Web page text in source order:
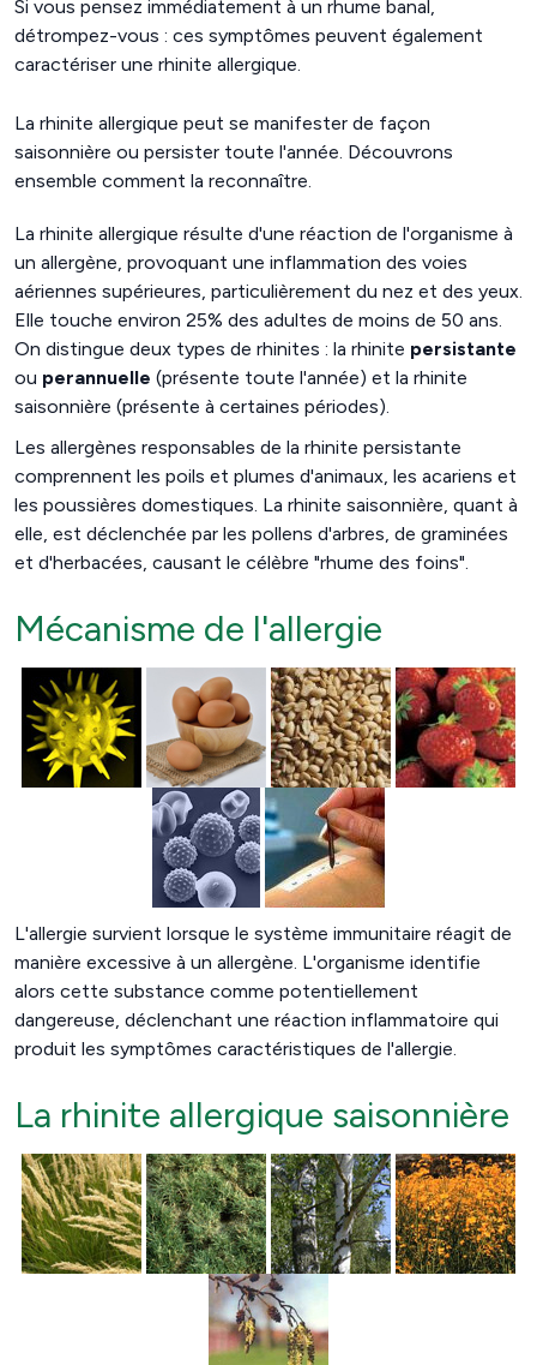
Si vous pensez immédiatement à un rhume banal,
détrompez-vous : ces symptômes peuvent également
caractériser une rhinite allergique.
La rhinite allergique peut se manifester de façon
saisonnière ou persister toute l'année. Découvrons
ensemble comment la reconnaître.
La rhinite allergique résulte d'une réaction de l'organisme à
un allergène, provoquant une inflammation des voies
aériennes supérieures, particulièrement du nez et des yeux.
Elle touche environ 25% des adultes de moins de 50 ans.
On distingue deux types de rhinites : la rhinite persistante
ou perannuelle (présente toute l'année) et la rhinite
saisonnière (présente à certaines périodes).
Les allergènes responsables de la rhinite persistante
comprennent les poils et plumes d'animaux, les acariens et
les poussières domestiques. La rhinite saisonnière, quant à
elle, est déclenchée par les pollens d'arbres, de graminées
et d'herbacées, causant le célèbre "rhume des foins".
Mécanisme de l'allergie
L'allergie survient lorsque le système immunitaire réagit de
manière excessive à un allergène. L'organisme identifie
alors cette substance comme potentiellement
dangereuse, déclenchant une réaction inflammatoire qui
produit les symptômes caractéristiques de l'allergie.
La rhinite allergique saisonnière